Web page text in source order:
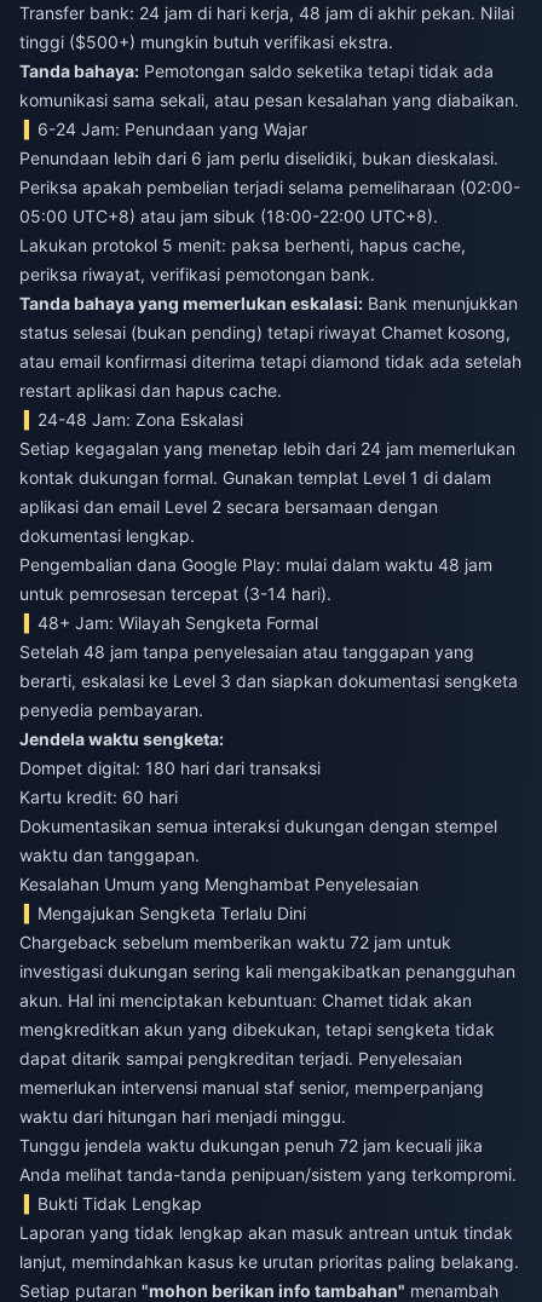
Transfer bank: 24 jam di hari kerja, 48 jam di akhir pekan. Nilai
tinggi ($500+) mungkin butuh verifikasi ekstra.
Tanda bahaya: Pemotongan saldo seketika tetapi tidak ada
komunikasi sama sekali, atau pesan kesalahan yang diabaikan.
6-24 Jam: Penundaan yang Wajar
Penundaan lebih dari 6 jam perlu diselidiki, bukan dieskalasi.
Periksa apakah pembelian terjadi selama pemeliharaan (02:00-
05:00 UTC+8) atau jam sibuk (18:00-22:00 UTC+8).
Lakukan protokol 5 menit: paksa berhenti, hapus cache,
periksa riwayat, verifikasi pemotongan bank.
Tanda bahaya yang memerlukan eskalasi: Bank menunjukkan
status selesai (bukan pending) tetapi riwayat Chamet kosong,
atau email konfirmasi diterima tetapi diamond tidak ada setelah
restart aplikasi dan hapus cache.
24-48 Jam: Zona Eskalasi
Setiap kegagalan yang menetap lebih dari 24 jam memerlukan
kontak dukungan formal. Gunakan templat Level 1 di dalam
aplikasi dan email Level 2 secara bersamaan dengan
dokumentasi lengkap.
Pengembalian dana Google Play: mulai dalam waktu 48 jam
untuk pemrosesan tercepat (3-14 hari).
48+ Jam: Wilayah Sengketa Formal
Setelah 48 jam tanpa penyelesaian atau tanggapan yang
berarti, eskalasi ke Level 3 dan siapkan dokumentasi sengketa
penyedia pembayaran.
Jendela waktu sengketa:
Dompet digital: 180 hari dari transaksi
Kartu kredit: 60 hari
Dokumentasikan semua interaksi dukungan dengan stempel
waktu dan tanggapan.
Kesalahan Umum yang Menghambat Penyelesaian
Mengajukan Sengketa Terlalu Dini
Chargeback sebelum memberikan waktu 72 jam untuk
investigasi dukungan sering kali mengakibatkan penangguhan
akun. Hal ini menciptakan kebuntuan: Chamet tidak akan
mengkreditkan akun yang dibekukan, tetapi sengketa tidak
dapat ditarik sampai pengkreditan terjadi. Penyelesaian
memerlukan intervensi manual staf senior, memperpanjang
waktu dari hitungan hari menjadi minggu.
Tunggu jendela waktu dukungan penuh 72 jam kecuali jika
Anda melihat tanda-tanda penipuan/sistem yang terkompromi.
Bukti Tidak Lengkap
Laporan yang tidak lengkap akan masuk antrean untuk tindak
lanjut, memindahkan kasus ke urutan prioritas paling belakang.
Setiap putaran "mohon berikan info tambahan" menambah